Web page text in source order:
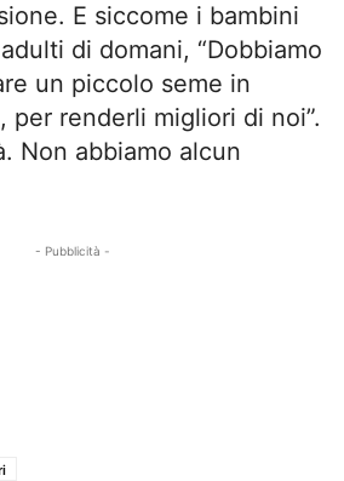
E siccome i bambini
di domani, “Dobbiamo
un piccolo seme in
per renderli migliori di noi”.
Non abbiamo alcun
- Pubblicità -